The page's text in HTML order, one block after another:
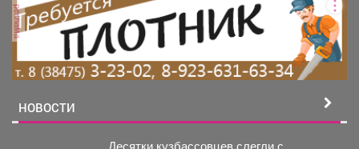
реклама
НОВОСТИ
Десятки кузбассовцев слегли с